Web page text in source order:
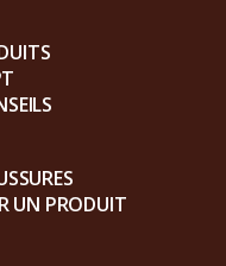
UN PRODUIT